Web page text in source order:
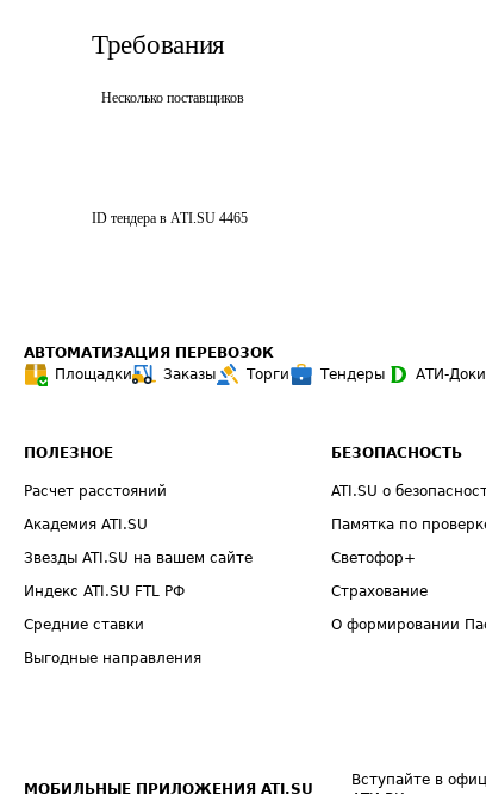
Требования
Несколько поставщиков
ID тендера в ATI.SU 4465
АВТОМАТИЗАЦИЯ ПЕРЕВОЗОК
Площадки
Заказы Торги Тендеры АТИ-Доки
ПОЛЕЗНОЕ
Расчет расстояний
Академия ATI.SU
Звезды ATI.SU на вашем сайте
Индекс ATI.SU FTL РФ
Средние ставки
Выгодные направления
БЕЗОПАСНОСТЬ
ATI.SU о
Памятка по
Светофор+
Страхование
О формировании
МОБИЛЬНЫЕ ПРИЛОЖЕНИЯ ATI.SU
Вступайте в